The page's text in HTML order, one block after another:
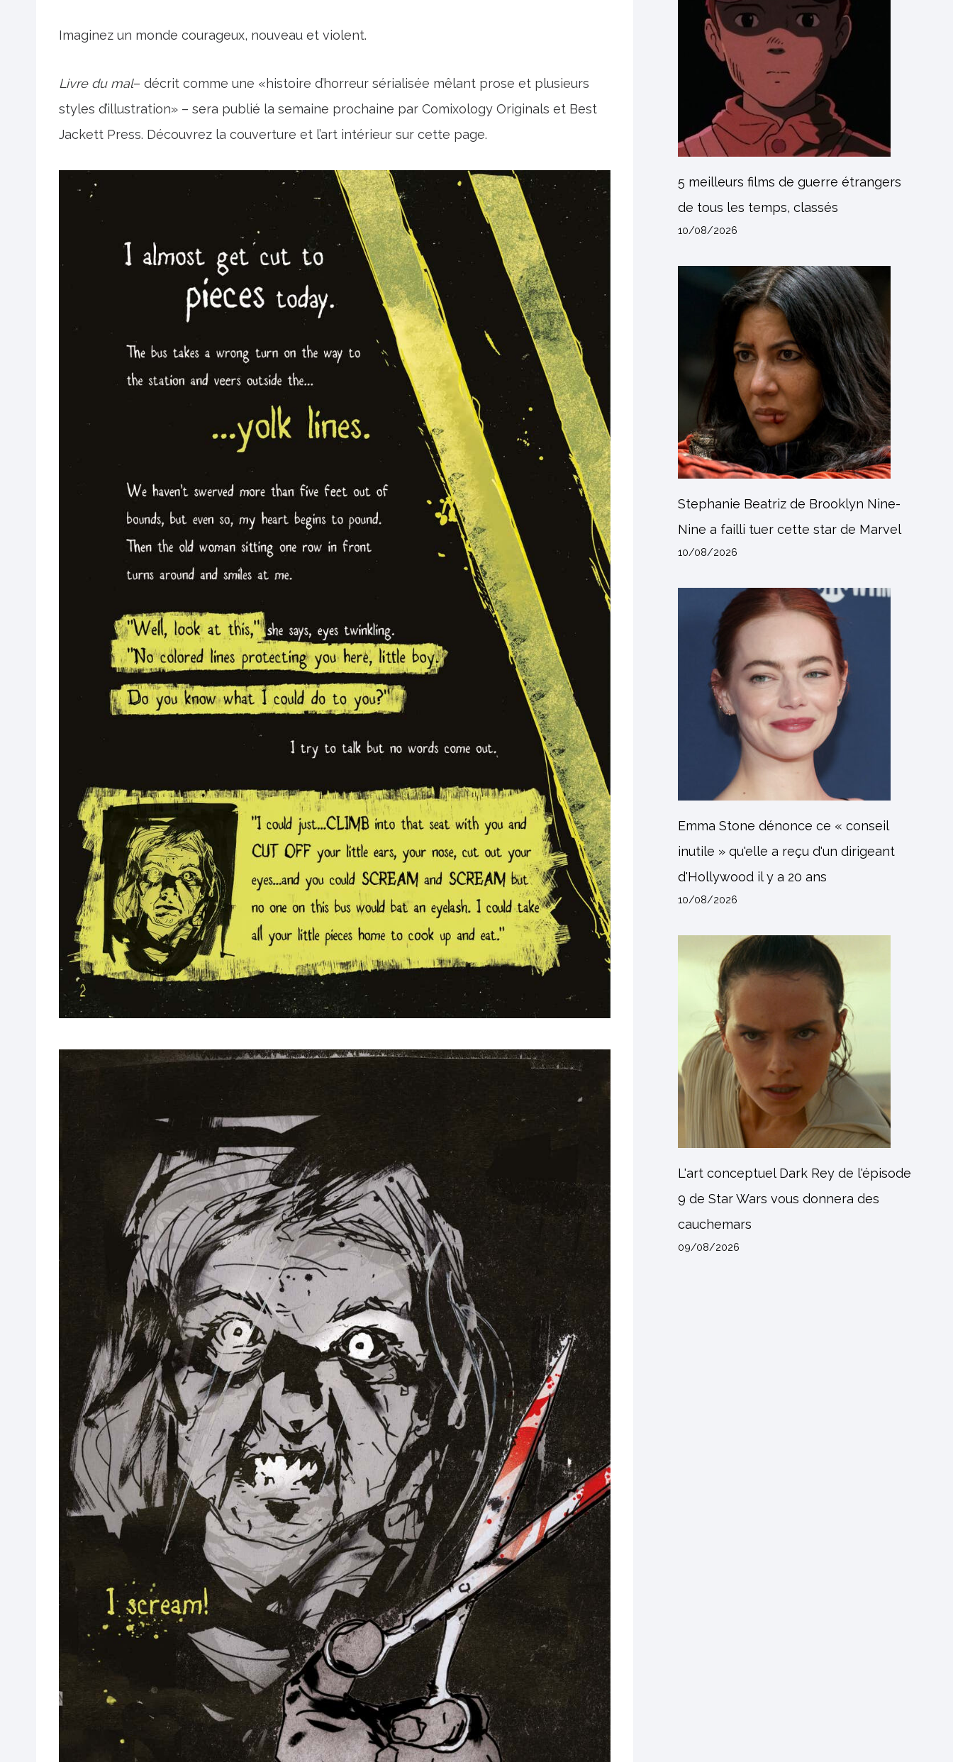
Imaginez un monde courageux, nouveau et violent.
Livre du mal– décrit comme une «histoire d’horreur sérialisée mêlant prose et plusieurs
styles d’illustration» – sera publié la semaine prochaine par Comixology Originals et Best
Jackett Press. Découvrez la couverture et l’art intérieur sur cette page.
5 meilleurs films de guerre étrangers
de tous les temps, classés
10/08/2026
Stephanie Beatriz de Brooklyn Nine-
Nine a failli tuer cette star de Marvel
10/08/2026
Emma Stone dénonce ce « conseil
inutile » qu'elle a reçu d'un dirigeant
d'Hollywood il y a 20 ans
10/08/2026
L'art conceptuel Dark Rey de l'épisode
9 de Star Wars vous donnera des
cauchemars
09/08/2026